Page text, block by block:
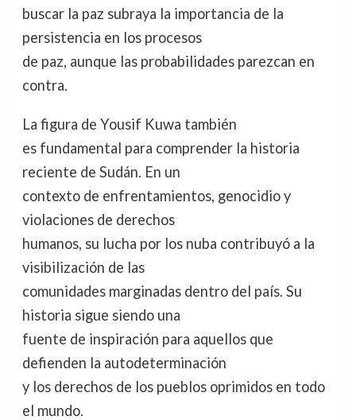
buscar la paz subraya la importancia de la
persistencia en los procesos
de paz, aunque las probabilidades parezcan en
contra.
La figura de Yousif Kuwa también
es fundamental para comprender la historia
reciente de Sudán. En un
contexto de enfrentamientos, genocidio y
violaciones de derechos
humanos, su lucha por los nuba contribuyó a la
visibilización de las
comunidades marginadas dentro del país. Su
historia sigue siendo una
fuente de inspiración para aquellos que
defienden la autodeterminación
y los derechos de los pueblos oprimidos en todo
el mundo.